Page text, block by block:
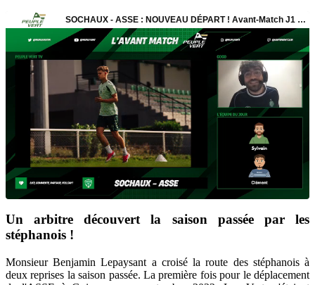
Un arbitre découvert la saison passée par les
stéphanois !
Monsieur Benjamin Lepaysant a croisé la route des stéphanois à
deux reprises la saison passée. La première fois pour le déplacement